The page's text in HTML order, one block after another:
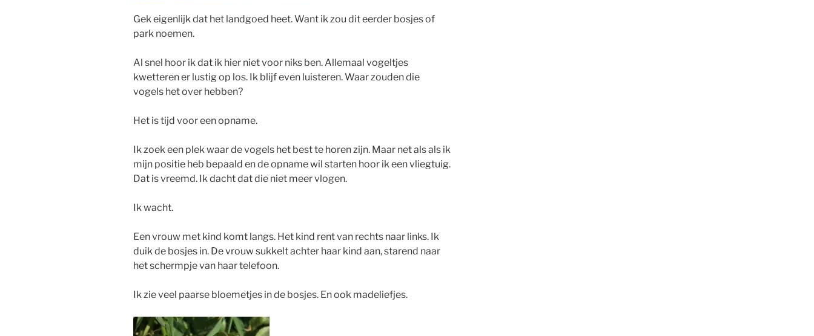
Gek eigenlijk dat het landgoed heet. Want ik zou dit eerder bosjes of
park noemen.
Al snel hoor ik dat ik hier niet voor niks ben. Allemaal vogeltjes
kwetteren er lustig op los. Ik blijf even luisteren. Waar zouden die
vogels het over hebben?
Het is tijd voor een opname.
Ik zoek een plek waar de vogels het best te horen zijn. Maar net als als ik
mijn positie heb bepaald en de opname wil starten hoor ik een vliegtuig.
Dat is vreemd. Ik dacht dat die niet meer vlogen.
Ik wacht.
Een vrouw met kind komt langs. Het kind rent van rechts naar links. Ik
duik de bosjes in. De vrouw sukkelt achter haar kind aan, starend naar
het schermpje van haar telefoon.
Ik zie veel paarse bloemetjes in de bosjes. En ook madeliefjes.